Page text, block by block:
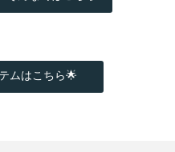
ムはこちら🌟